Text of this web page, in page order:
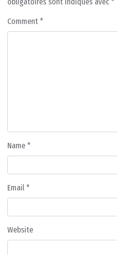
Comment *
Name *
Email *
Website